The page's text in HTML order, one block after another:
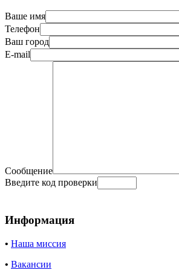
Ваше имя
Телефон
Ваш город
E-mail
Сообщение
Введите код проверки
Информация
• Наша миссия
• Вакансии